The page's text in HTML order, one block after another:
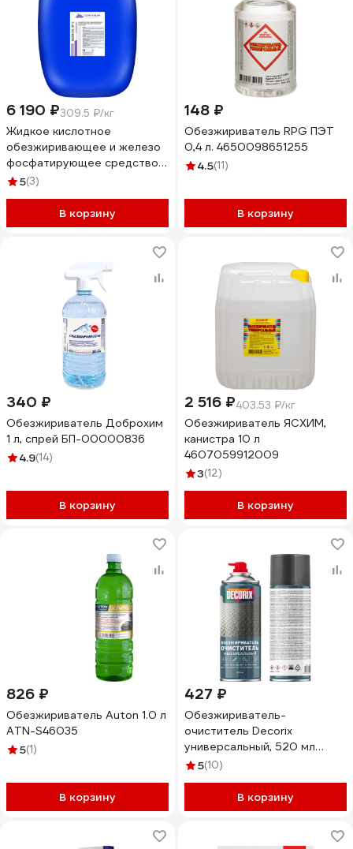
6 190 ₽309.5 ₽/кг
Жидкое кислотное
обезжиривающее и железо
фосфатирующее средство
КОНФЕРУМ Дезоксил-оф-с
5(3)
В корзину
148 ₽
Обезжириватель RPG ПЭТ
0,4 л. 4650098651255
4.5(11)
В корзину
340 ₽
Обезжириватель Доброхим
1 л, спрей БП-00000836
4.9(14)
В корзину
2 516 ₽403.53 ₽/кг
Обезжириватель ЯСХИМ,
канистра 10 л
4607059912009
3(12)
В корзину
826 ₽
Обезжириватель Auton 1.0 л
ATN-S46035
5(1)
В корзину
427 ₽
Обезжириватель-
очиститель Decorix
универсальный, 520 мл
0109-02 DX
5(10)
В корзину